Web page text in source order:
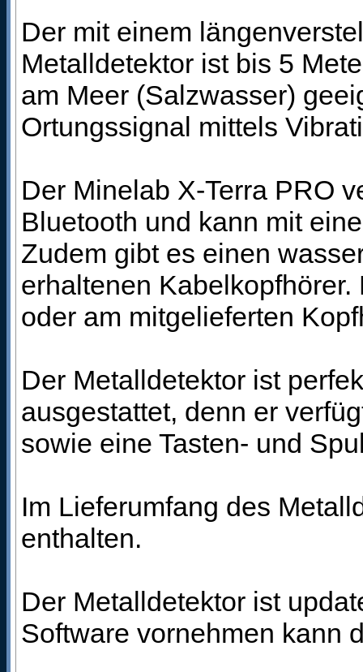
Der mit einem
Metalldetektor ist bis 5
am Meer (Salzwasser)
Ortungssignal mittels
Der Minelab X-Terra PRO
Bluetooth und kann mit
Zudem gibt es einen
erhaltenen
oder am mitgelieferten
Der Metalldetektor ist
ausgestattet, denn er
sowie eine Tasten- und
Im Lieferumfang des
enthalten.
Der Metalldetektor ist
Software vornehmen kann